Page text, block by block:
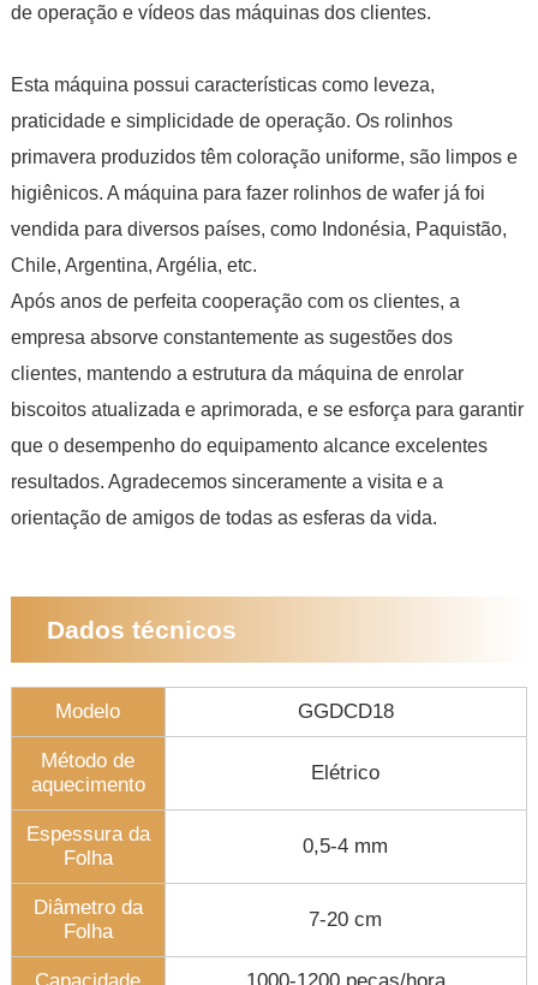
de operação e vídeos das máquinas dos clientes.
Esta máquina possui características como leveza,
praticidade e simplicidade de operação. Os rolinhos
primavera produzidos têm coloração uniforme, são limpos e
higiênicos. A máquina para fazer rolinhos de wafer já foi
vendida para diversos países, como Indonésia, Paquistão,
Chile, Argentina, Argélia, etc.
Após anos de perfeita cooperação com os clientes, a
empresa absorve constantemente as sugestões dos
clientes, mantendo a estrutura da máquina de enrolar
biscoitos atualizada e aprimorada, e se esforça para garantir
que o desempenho do equipamento alcance excelentes
resultados. Agradecemos sinceramente a visita e a
orientação de amigos de todas as esferas da vida.
Dados técnicos
Modelo GGDCD18
Método de
aquecimento
Elétrico
Espessura da
Folha
0,5-4 mm
Diâmetro da
Folha
7-20 cm